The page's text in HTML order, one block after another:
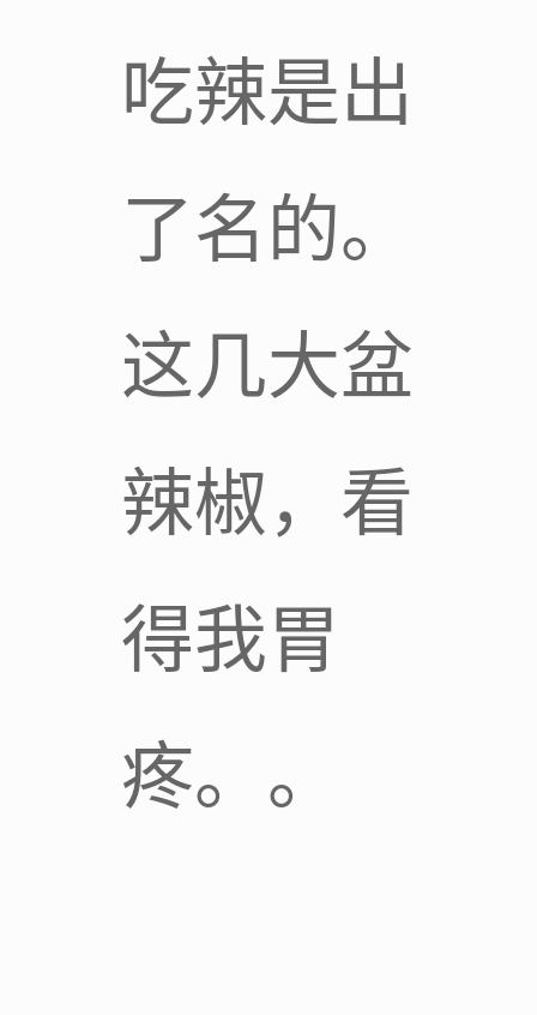
吃辣是出
了名的。
这几大盆
辣椒，看
得我胃
疼。。